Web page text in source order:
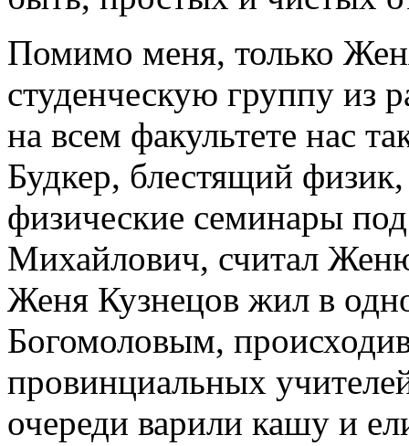
Помимо меня, только
студенческую группу из
на всем факультете нас
Будкер, блестящий
физические семинары
Михайлович, считал
Женя Кузнецов жил в
Богомоловым,
провинциальных
очереди варили кашу и